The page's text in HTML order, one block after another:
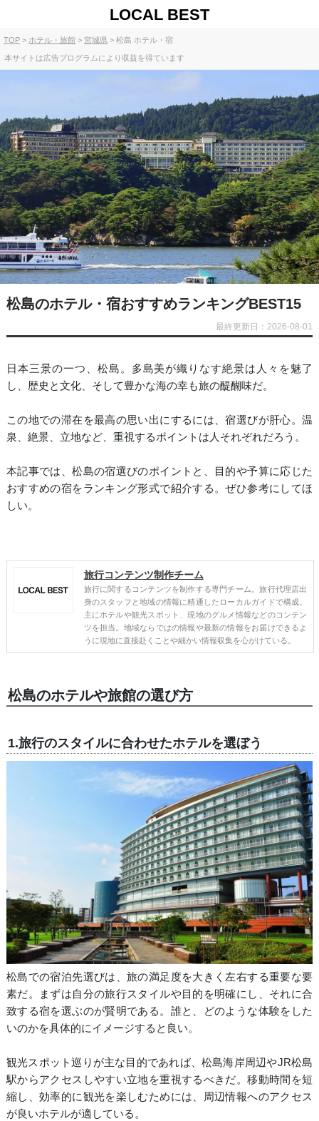
LOCAL BEST
TOP ホテル・旅館 宮城県 松島 ホテル・宿
本サイトは広告プログラムにより収益を得ています
松島のホテル・宿おすすめランキングBEST15
最終更新日：2026-08-01
日本三景の一つ、松島。多島美が織りなす絶景は人々を魅了
し、歴史と文化、そして豊かな海の幸も旅の醍醐味だ。
この地での滞在を最高の思い出にするには、宿選びが肝心。温
泉、絶景、立地など、重視するポイントは人それぞれだろう。
本記事では、松島の宿選びのポイントと、目的や予算に応じた
おすすめの宿をランキング形式で紹介する。ぜひ参考にしてほ
しい。
旅行コンテンツ制作チーム
旅行に関するコンテンツを制作する専門チーム。旅行代理店出
身のスタッフと地域の情報に精通したローカルガイドで構成。
主にホテルや観光スポット、現地のグルメ情報などのコンテン
ツを担当。地域ならではの情報や最新の情報をお届けできるよ
うに現地に直接赴くことや細かい情報収集を心がけている。
松島のホテルや旅館の選び方
1.旅行のスタイルに合わせたホテルを選ぼう
松島での宿泊先選びは、旅の満足度を大きく左右する重要な要
素だ。まずは自分の旅行スタイルや目的を明確にし、それに合
致する宿を選ぶのが賢明である。誰と、どのような体験をした
いのかを具体的にイメージすると良い。
観光スポット巡りが主な目的であれば、松島海岸周辺やJR松島
駅からアクセスしやすい立地を重視するべきだ。移動時間を短
縮し、効率的に観光を楽しむためには、周辺情報へのアクセス
が良いホテルが適している。